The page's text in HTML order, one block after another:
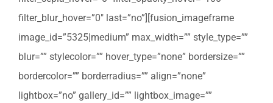
filter_blur_hover=”0″ last=”no”][fusion_imageframe
image_id=”5325|medium” max_width=”” style_type=””
blur=”” stylecolor=”” hover_type=”none” bordersize=””
bordercolor=”” borderradius=”” align=”none”
lightbox=”no” gallery_id=”” lightbox_image=””